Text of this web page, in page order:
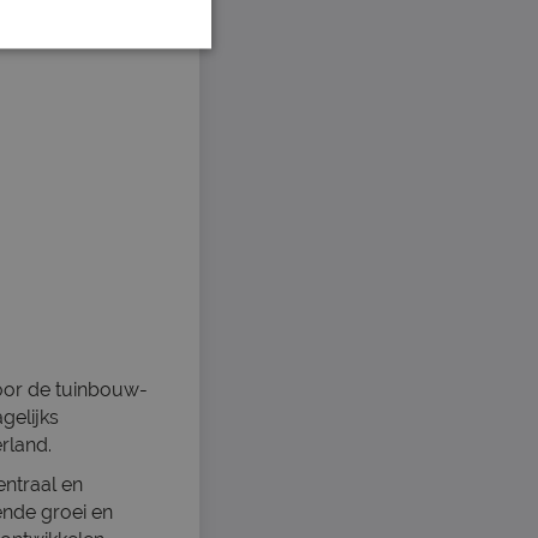
de tuinbouw-
en
groei en